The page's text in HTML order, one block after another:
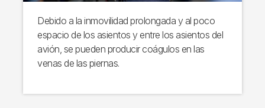
Debido a la inmovilidad prolongada y al poco
espacio de los asientos y entre los asientos del
avión, se pueden producir coágulos en las
venas de las piernas.